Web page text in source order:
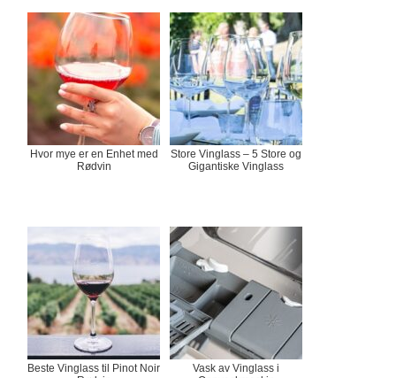
Hvor mye er en Enhet med
Rødvin
Store Vinglass – 5 Store og
Gigantiske Vinglass
Beste Vinglass til Pinot Noir
Vask av Vinglass i